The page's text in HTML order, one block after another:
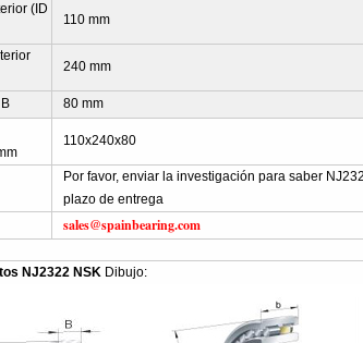
(ID
110 mm
240 mm
80 mm
110x240x80
Por favor, enviar la investigación para saber
plazo de entrega
sales@spainbearing.com
NJ2322 NSK Dibujo: